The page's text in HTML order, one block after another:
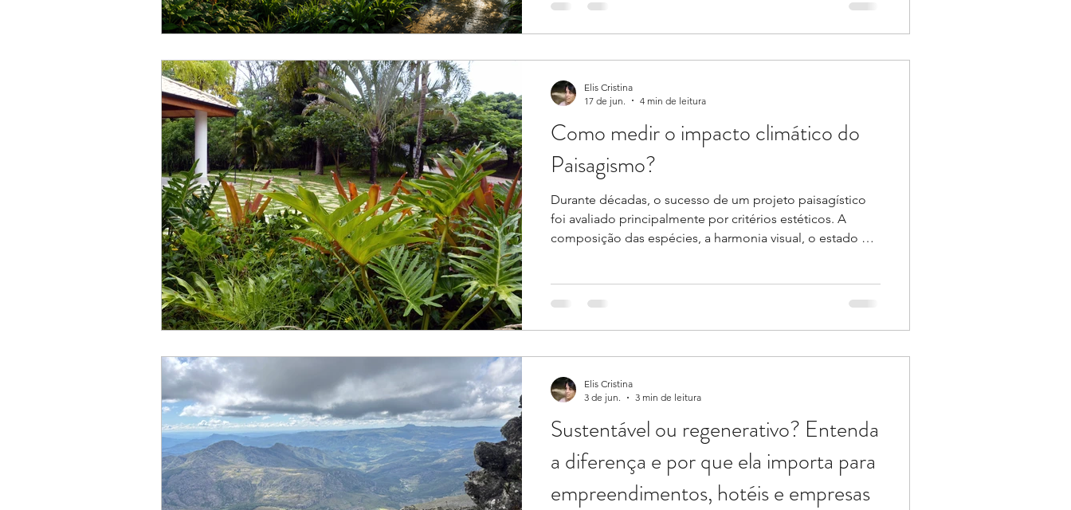
passaram a ser frequentemente associados ao fenômeno,
gerando uma sensação de que estamos diante de um
ocorre quando as águas superficiais do Oceano Pacífico
Equatorial apre
Como medir o impacto climático do
Paisagismo?
Durante décadas, o sucesso de um projeto paisagístico
foi avaliado principalmente por critérios estéticos. A
composição das espécies, a harmonia visual, o estado de
se tornam mais frequentes, eventos extremos mais
Elis Cristina
17 de jun.
4 min de leitura
Sustentável ou regenerativo? Entenda
a diferença e por que ela importa para
empreendimentos, hotéis e empresas
Elis Cristina
3 de jun.
3 min de leitura